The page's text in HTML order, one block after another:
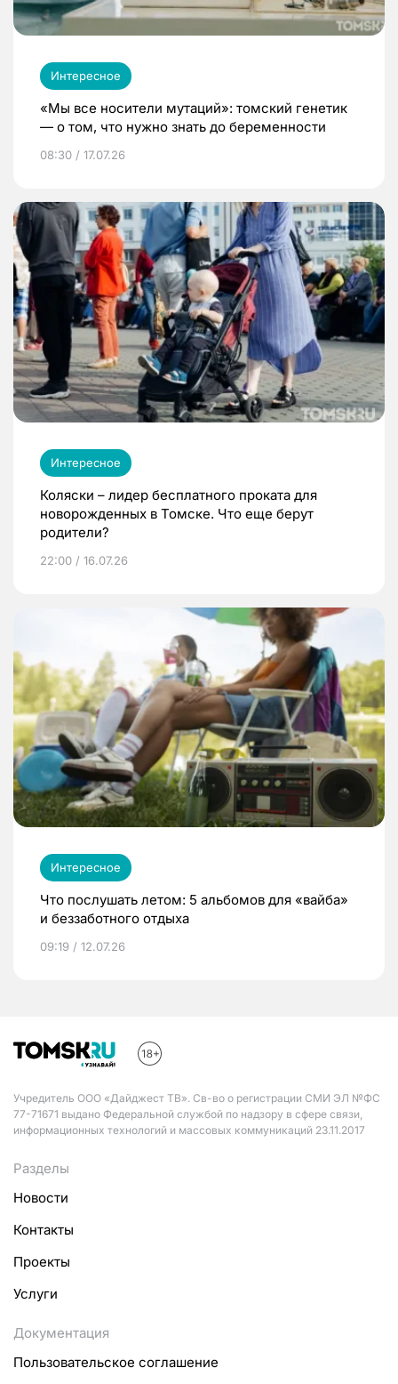
Интересное
«Мы все носители мутаций»: томский генетик
— о том, что нужно знать до беременности
08:30 / 17.07.26
Интересное
Коляски – лидер бесплатного проката для
новорожденных в Томске. Что еще берут
родители?
22:00 / 16.07.26
Интересное
Что послушать летом: 5 альбомов для «вайба»
и беззаботного отдыха
09:19 / 12.07.26
Учредитель ООО «Дайджест ТВ». Св-во о регистрации СМИ ЭЛ №ФС
77-71671 выдано Федеральной службой по надзору в сфере связи,
информационных технологий и массовых коммуникаций 23.11.2017
Разделы
Новости
Контакты
Проекты
Услуги
Документация
Пользовательское соглашение